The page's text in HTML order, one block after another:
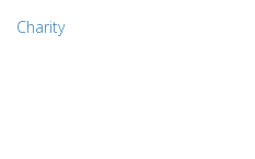
Charity